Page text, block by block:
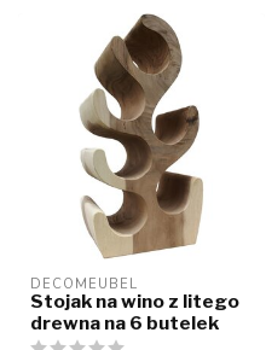
DECOMEUBEL
Stojak na wino z litego
drewna na 6 butelek